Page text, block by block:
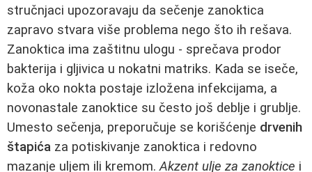
stručnjaci upozoravaju da sečenje zanoktica
zapravo stvara više problema nego što ih rešava.
Zanoktica ima zaštitnu ulogu - sprečava prodor
bakterija i gljivica u nokatni matriks. Kada se iseče,
koža oko nokta postaje izložena infekcijama, a
novonastale zanoktice su često još deblje i grublje.
Umesto sečenja, preporučuje se korišćenje drvenih
štapića za potiskivanje zanoktica i redovno
mazanje uljem ili kremom.Akzent ulje za zanoktice i